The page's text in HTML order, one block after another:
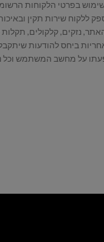
ללקוח שירות תקין
נזקים, קלקולים,
ביחס להודעות
על מחשב המשתמש וכל